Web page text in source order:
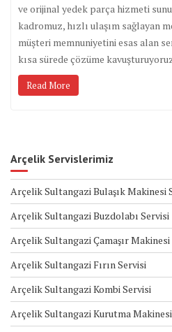
ve orijinal yedek parça hizmeti
kadromuz, hızlı ulaşım sağlayan
müşteri memnuniyetini esas alan
kısa sürede çözüme
Read More
Arçelik Servislerimiz
Arçelik Sultangazi Bulaşık Makinesi
Arçelik Sultangazi Buzdolabı Servisi
Arçelik Sultangazi Çamaşır Makinesi
Arçelik Sultangazi Fırın Servisi
Arçelik Sultangazi Kombi Servisi
Arçelik Sultangazi Kurutma